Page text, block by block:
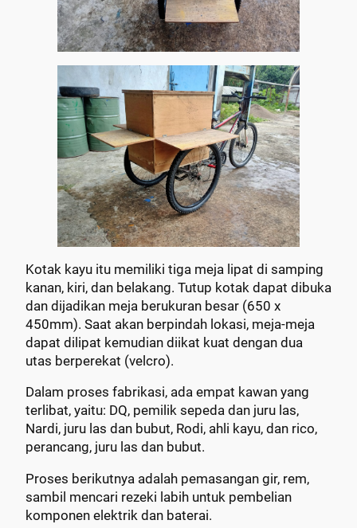
Kotak kayu itu memiliki tiga meja lipat di samping
kanan, kiri, dan belakang. Tutup kotak dapat dibuka
dan dijadikan meja berukuran besar (650 x
450mm). Saat akan berpindah lokasi, meja-meja
dapat dilipat kemudian diikat kuat dengan dua
utas berperekat (velcro).
Dalam proses fabrikasi, ada empat kawan yang
terlibat, yaitu: DQ, pemilik sepeda dan juru las,
Nardi, juru las dan bubut, Rodi, ahli kayu, dan rico,
perancang, juru las dan bubut.
Proses berikutnya adalah pemasangan gir, rem,
sambil mencari rezeki labih untuk pembelian
komponen elektrik dan baterai.